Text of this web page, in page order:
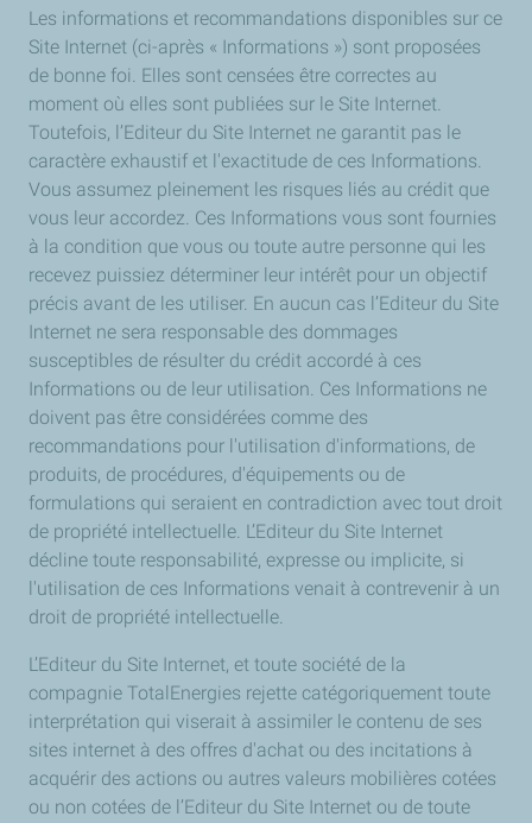
Les informations et recommandations disponibles sur ce
Site Internet (ci-après « Informations ») sont proposées
de bonne foi. Elles sont censées être correctes au
moment où elles sont publiées sur le Site Internet.
Toutefois, l’Editeur du Site Internet ne garantit pas le
caractère exhaustif et l'exactitude de ces Informations.
Vous assumez pleinement les risques liés au crédit que
vous leur accordez. Ces Informations vous sont fournies
à la condition que vous ou toute autre personne qui les
recevez puissiez déterminer leur intérêt pour un objectif
précis avant de les utiliser. En aucun cas l’Editeur du Site
Internet ne sera responsable des dommages
susceptibles de résulter du crédit accordé à ces
Informations ou de leur utilisation. Ces Informations ne
doivent pas être considérées comme des
recommandations pour l'utilisation d'informations, de
produits, de procédures, d'équipements ou de
formulations qui seraient en contradiction avec tout droit
de propriété intellectuelle. L’Editeur du Site Internet
décline toute responsabilité, expresse ou implicite, si
l'utilisation de ces Informations venait à contrevenir à un
droit de propriété intellectuelle.
L’Editeur du Site Internet, et toute société de la
compagnie TotalEnergies rejette catégoriquement toute
interprétation qui viserait à assimiler le contenu de ses
sites internet à des offres d'achat ou des incitations à
acquérir des actions ou autres valeurs mobilières cotées
ou non cotées de l’Editeur du Site Internet ou de toute